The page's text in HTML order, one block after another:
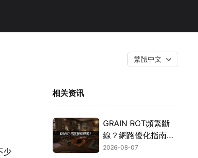
繁體中文
少
相关资讯
GRAIN ROT頻繁斷
線？網路優化指南一
次搞定！
2026-08-07